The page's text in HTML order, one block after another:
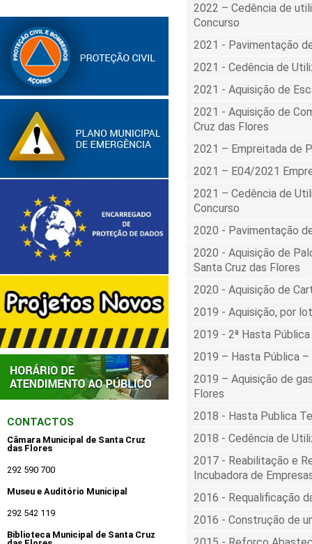
CONTACTOS
Câmara Municipal de Santa Cruz
das Flores
292 590 700
Museu e Auditório Municipal
292 542 119
Biblioteca Municipal de Santa Cruz
2022 – Cedência de
Concurso
2021 - Pavimentação
2021 - Cedência de
2021 - Aquisição de
2021 - Aquisição de
Cruz das Flores
2021 – Empreitada de
2021 – E04/2021
2021 – Cedência de
Concurso
2020 - Pavimentação
2020 - Aquisição de
Santa Cruz das Flores
2020 - Aquisição de
2019 - Aquisição, por
2019 - 2ª Hasta
2019 – Hasta Pública
2019 – Aquisição de
Flores
2018 - Hasta Publica
2018 - Cedência de
2017 - Reabilitação e
Incubadora de
2016 - Requalificação
2016 - Construção de